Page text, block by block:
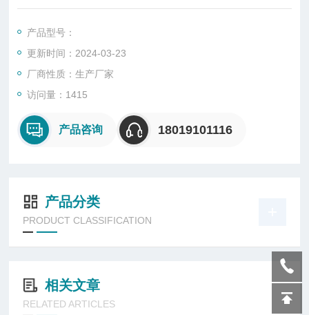
等场所作普通照明和作业照明之用；
80WLED防爆灯适用于节能改造项目及检修更换固难的场所；适
用于防护要求较高、潮湿的场所。
适用于爆炸性气体环境的1区、2区场所；100WLED防爆灯适用
产品型号：
更新时间：2024-03-23
厂商性质：生产厂家
访问量：1415
产品咨询 18019101116
产品分类
PRODUCT CLASSIFICATION
相关文章
RELATED ARTICLES